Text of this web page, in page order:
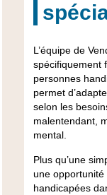
L’équipe de
spécifiquement
personnes
permet
selon les
malentendant,
mental.
Plus qu’une
une opportunité
handicapées